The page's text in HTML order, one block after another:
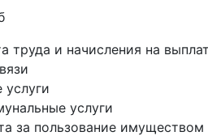
труда и начисления на
услуги
за пользование имуществом